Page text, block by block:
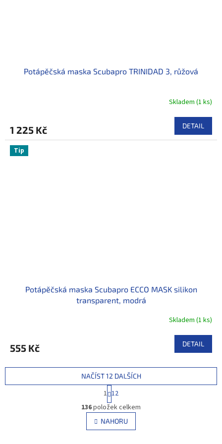
Potápěčská maska Scubapro TRINIDAD 3, růžová
Skladem (1 ks)
1 225 Kč DETAIL
Tip
Potápěčská maska Scubapro ECCO MASK silikon
transparent, modrá
Skladem (1 ks)
555 Kč DETAIL
O
v
l
á
NAČÍST 12 DALŠÍCH
S
t
r
á
n
k
1 12
136položek celkem
NAHORU